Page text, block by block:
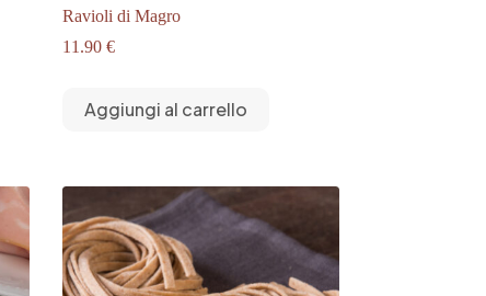
Ravioli di Magro
11.90 €
Aggiungi al carrello